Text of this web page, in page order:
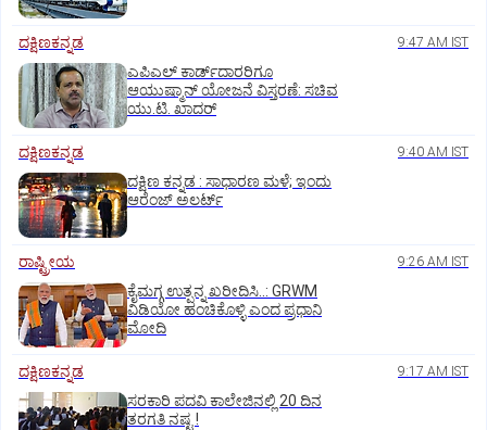
ದಕ್ಷಿಣಕನ್ನಡ 9:47 AM IST
ಎಪಿಎಲ್‌ ಕಾರ್ಡ್‌ದಾರರಿಗೂ
ಆಯುಷ್ಮಾನ್‌ ಯೋಜನೆ ವಿಸ್ತರಣೆ: ಸಚಿವ
ಯು.ಟಿ. ಖಾದರ್
ದಕ್ಷಿಣಕನ್ನಡ 9:40 AM IST
ದಕ್ಷಿಣ ಕನ್ನಡ : ಸಾಧಾರಣ ಮಳೆ; ಇಂದು
ಆರೆಂಜ್‌ ಅಲರ್ಟ್
ರಾಷ್ಟ್ರೀಯ 9:26 AM IST
ಕೈಮಗ್ಗ ಉತ್ಪನ್ನ ಖರೀದಿಸಿ..: GRWM
ವಿಡಿಯೋ ಹಂಚಿಕೊಳ್ಳಿ ಎಂದ ಪ್ರಧಾನಿ
ಮೋದಿ
ದಕ್ಷಿಣಕನ್ನಡ 9:17 AM IST
ಸರಕಾರಿ ಪದವಿ ಕಾಲೇಜಿನಲ್ಲಿ 20 ದಿನ
ತರಗತಿ ನಷ್ಟ !